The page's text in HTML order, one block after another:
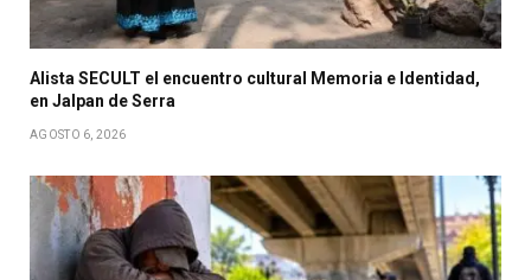
Alista SECULT el encuentro cultural Memoria e Identidad,
en Jalpan de Serra
AGOSTO 6, 2026